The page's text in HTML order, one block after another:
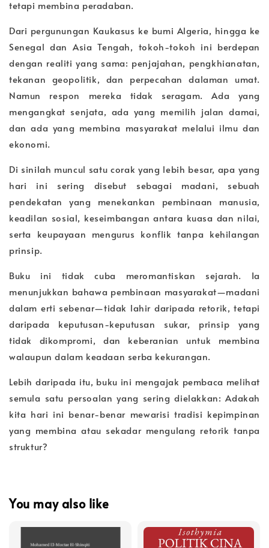
tetapi membina peradaban.
Dari pergunungan Kaukasus ke bumi Algeria, hingga ke
Senegal dan Asia Tengah, tokoh-tokoh ini berdepan
dengan realiti yang sama: penjajahan, pengkhianatan,
tekanan geopolitik, dan perpecahan dalaman umat.
Namun respon mereka tidak seragam. Ada yang
mengangkat senjata, ada yang memilih jalan damai,
dan ada yang membina masyarakat melalui ilmu dan
ekonomi.
Di sinilah muncul satu corak yang lebih besar, apa yang
hari ini sering disebut sebagai madani, sebuah
pendekatan yang menekankan pembinaan manusia,
keadilan sosial, keseimbangan antara kuasa dan nilai,
serta keupayaan mengurus konflik tanpa kehilangan
prinsip.
Buku ini tidak cuba meromantiskan sejarah. Ia
menunjukkan bahawa pembinaan masyarakat—madani
dalam erti sebenar—tidak lahir daripada retorik, tetapi
daripada keputusan-keputusan sukar, prinsip yang
tidak dikompromi, dan keberanian untuk membina
walaupun dalam keadaan serba kekurangan.
Lebih daripada itu, buku ini mengajak pembaca melihat
semula satu persoalan yang sering dielakkan: Adakah
kita hari ini benar-benar mewarisi tradisi kepimpinan
yang membina atau sekadar mengulang retorik tanpa
struktur?
You may also like